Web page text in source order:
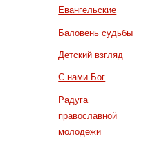
Евангельские
Баловень судьбы
Детский взгляд
С нами Бог
Радуга
православной
молодежи